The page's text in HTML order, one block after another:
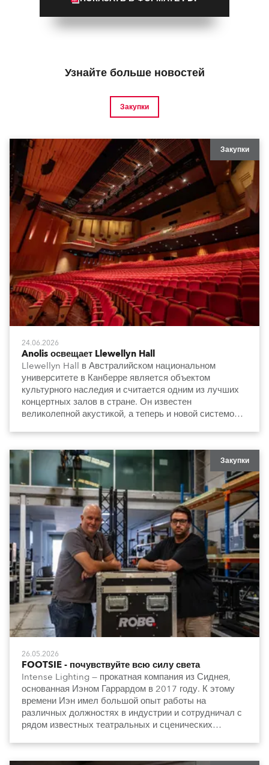
Узнайте больше новостей
Закупки
Закупки
24.06.2026
Anolis освещает Llewellyn Hall
Llewellyn Hall в Австралийском национальном
университете в Канберре является объектом
культурного наследия и считается одним из лучших
концертных залов в стране. Он известен
великолепной акустикой, а теперь и новой системой
подчеркивает архитектуру и особенности интерьера.
Закупки
26.05.2026
FOOTSIE - почувствуйте всю силу света
Intense Lighting — прокатная компания из Сиднея,
основанная Иэном Гаррардом в 2017 году. К этому
времени Иэн имел большой опыт работы на
различных должностях в индустрии и сотрудничал с
рядом известных театральных и сценических